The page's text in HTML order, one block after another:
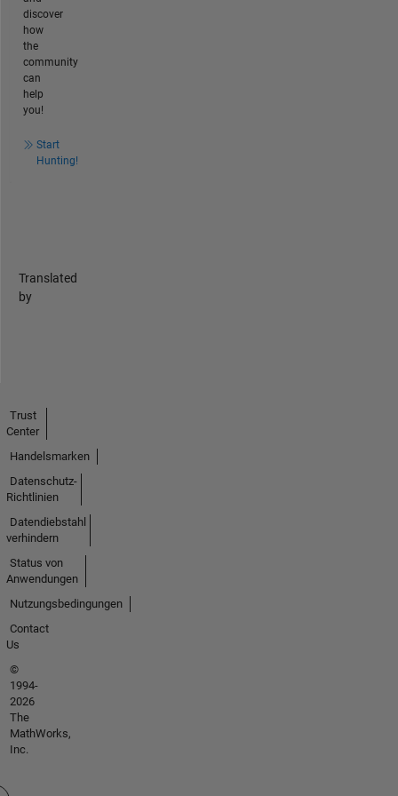
discover
how
the
community
can
help
you!
Start
Hunting!
Translated
by
Trust
Center
Handelsmarken
Datenschutz-
Richtlinien
Datendiebstahl
verhindern
Status von
Anwendungen
Nutzungsbedingungen
Contact
Us
©
1994-
2026
The
MathWorks,
Inc.